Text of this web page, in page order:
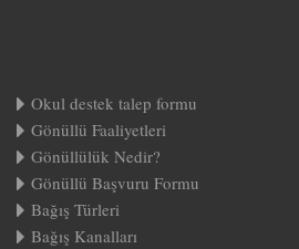
Okul destek talep formu
Gönüllü Faaliyetleri
Gönüllülük Nedir?
Gönüllü Başvuru Formu
Bağış Türleri
Bağış Kanalları